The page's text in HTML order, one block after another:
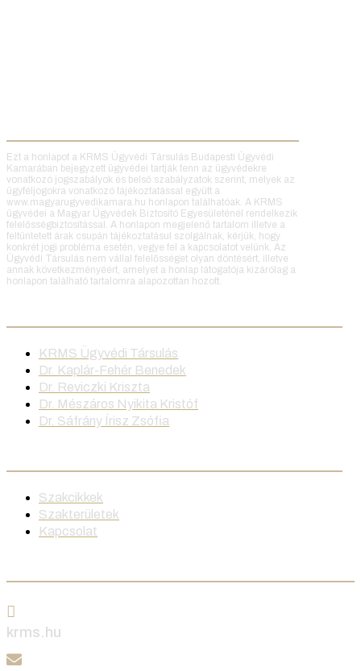
Ezt a honlapot a KRMS Ügyvédi Társulás Budapesti Ügyvédi
Kamarában bejegyzett ügyvédei tartják fenn az ügyvédekre
vonatkozó jogszabályok és belső szabályzatok szerint, melyek az
ügyféljogokra vonatkozó tájékoztatással együtt a
www.magyarugyvedikamara.hu honlapon találhatóak. A KRMS
ügyvédei a Magyar Ügyvédek Biztosító Egyesületénél rendelkezik
felelősségbiztosítással. A honlapon megjelenő tartalom illetve a
feltüntetett árak csupán tájékoztatásul szolgálnak, kérjük, hogy
konkrét jogi probléma esetén, vegye fel a kapcsolatot velünk. Az
Ügyvédi Társulás nem vállal felelősséget olyan döntésért, illetve
annak következményéért, amelyet a honlap látogatója kizárólag a
honlapon található tartalomra alapozottan hozott.
KRMS Ügyvédi Társulás
Dr. Kaplár-Fehér Benedek
Dr. Reviczki Kriszta
Dr. Mészáros Nyikita Kristóf
Dr. Sáfrány Írisz Zsófia
Szakcikkek
Szakterületek
Kapcsolat
krms.hu